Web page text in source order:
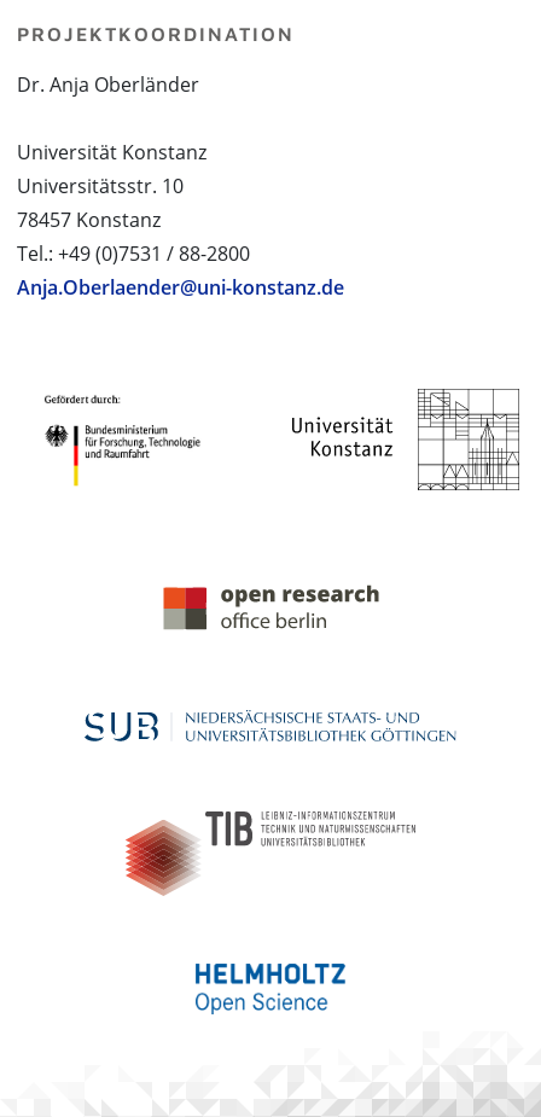
PROJEKTKOORDINATION
Dr. Anja Oberländer
Universität Konstanz
Universitätsstr. 10
78457 Konstanz
Tel.: +49 (0)7531 / 88-2800
Anja.Oberlaender@uni-konstanz.de